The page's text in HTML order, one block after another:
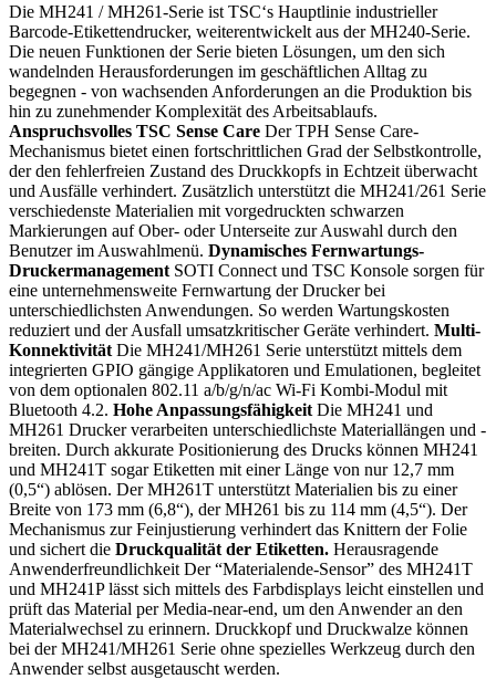
Die MH241 / MH261-Serie ist TSC‘s Hauptlinie industrieller
Barcode-Etikettendrucker, weiterentwickelt aus der MH240-Serie.
Die neuen Funktionen der Serie bieten Lösungen, um den sich
wandelnden Herausforderungen im geschäftlichen Alltag zu
begegnen - von wachsenden Anforderungen an die Produktion bis
hin zu zunehmender Komplexität des Arbeitsablaufs.
Anspruchsvolles TSC Sense Care Der TPH Sense Care-
Mechanismus bietet einen fortschrittlichen Grad der Selbstkontrolle,
der den fehlerfreien Zustand des Druckkopfs in Echtzeit überwacht
und Ausfälle verhindert. Zusätzlich unterstützt die MH241/261 Serie
verschiedenste Materialien mit vorgedruckten schwarzen
Markierungen auf Ober- oder Unterseite zur Auswahl durch den
Benutzer im Auswahlmenü. Dynamisches Fernwartungs-
Druckermanagement SOTI Connect und TSC Konsole sorgen für
eine unternehmensweite Fernwartung der Drucker bei
unterschiedlichsten Anwendungen. So werden Wartungskosten
reduziert und der Ausfall umsatzkritischer Geräte verhindert. Multi-
Konnektivität Die MH241/MH261 Serie unterstützt mittels dem
integrierten GPIO gängige Applikatoren und Emulationen, begleitet
von dem optionalen 802.11 a/b/g/n/ac Wi-Fi Kombi-Modul mit
Bluetooth 4.2. Hohe Anpassungsfähigkeit Die MH241 und
MH261 Drucker verarbeiten unterschiedlichste Materiallängen und -
breiten. Durch akkurate Positionierung des Drucks können MH241
und MH241T sogar Etiketten mit einer Länge von nur 12,7 mm
(0,5“) ablösen. Der MH261T unterstützt Materialien bis zu einer
Breite von 173 mm (6,8“), der MH261 bis zu 114 mm (4,5“). Der
Mechanismus zur Feinjustierung verhindert das Knittern der Folie
und sichert die Druckqualität der Etiketten. Herausragende
Anwenderfreundlichkeit Der “Materialende-Sensor” des MH241T
und MH241P lässt sich mittels des Farbdisplays leicht einstellen und
prüft das Material per Media-near-end, um den Anwender an den
Materialwechsel zu erinnern. Druckkopf und Druckwalze können
bei der MH241/MH261 Serie ohne spezielles Werkzeug durch den
Anwender selbst ausgetauscht werden.